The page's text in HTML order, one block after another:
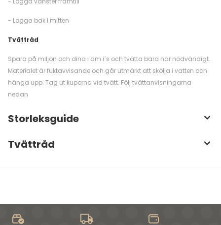
- Logga bak i mitten
Tvättråd
Spara på miljön och dina i am i´s och tvätta bara när nödvändigt.
Materialet är fuktavvisande och går utmärkt att skölja i vatten och
hänga upp. Tag ut kuporna vid tvätt. Följ tvättanvisningarna
nedan
Storleksguide
Tvättråd